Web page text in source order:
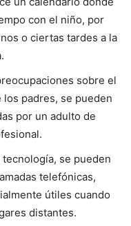
con el niño, por
o ciertas tardes a la
sobre el
padres, se pueden
por un adulto de
tecnología, se pueden
telefónicas,
útiles cuando
distantes.